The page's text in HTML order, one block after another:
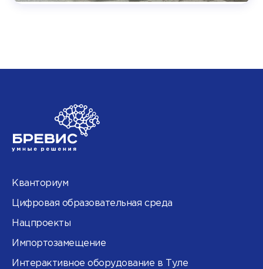
Кванториум
Цифровая образовательная среда
Нацпроекты
Импортозамещение
Интерактивное оборудование в Туле